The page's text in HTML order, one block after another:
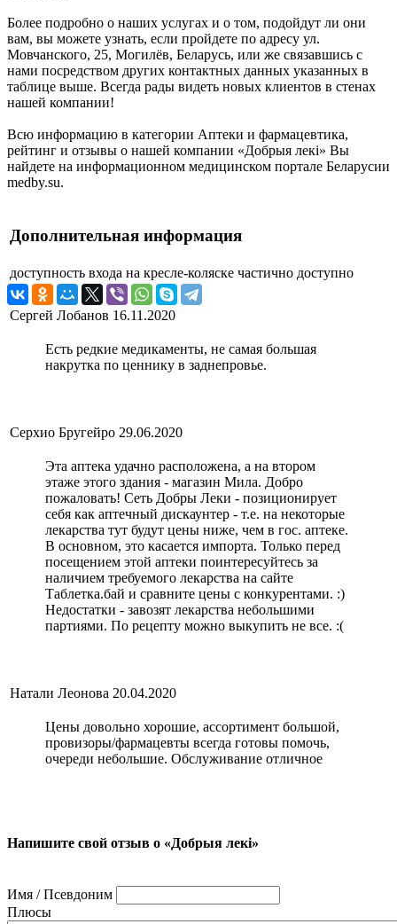
Более подробно о наших услугах и о том, подойдут ли они
вам, вы можете узнать, если пройдете по адресу ул.
Мовчанского, 25, Могилёв, Беларусь, или же связавшись с
нами посредством других контактных данных указанных в
таблице выше. Всегда рады видеть новых клиентов в стенах
нашей компании!
Всю информацию в категории Аптеки и фармацевтика,
рейтинг и отзывы о нашей компании «Добрыя лекi» Вы
найдете на информационном медицинском портале Беларусии
medby.su.
Дополнительная информация
доступность входа на кресле-коляске частично доступно
Сергей Лобанов 16.11.2020
Есть редкие медикаменты, не самая большая
накрутка по ценнику в заднепровье.
Серхио Бругейро 29.06.2020
Эта аптека удачно расположена, а на втором
этаже этого здания - магазин Мила. Добро
пожаловать! Сеть Добры Леки - позиционирует
себя как аптечный дискаунтер - т.е. на некоторые
лекарства тут будут цены ниже, чем в гос. аптеке.
В основном, это касается импорта. Только перед
посещением этой аптеки поинтересуйтесь за
наличием требуемого лекарства на сайте
Таблетка.бай и сравните цены с конкурентами. :)
Недостатки - завозят лекарства небольшими
партиями. По рецепту можно выкупить не все. :(
Натали Леонова 20.04.2020
Цены довольно хорошие, ассортимент большой,
провизоры/фармацевты всегда готовы помочь,
очереди небольшие. Обслуживание отличное
Напишите свой отзыв о «Добрыя лекi»
Имя / Псевдоним
Плюсы